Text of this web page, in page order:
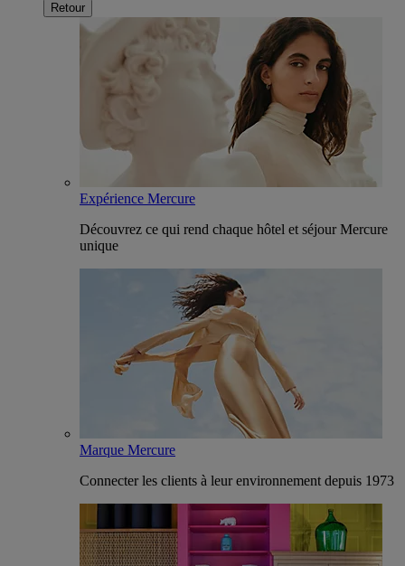
Retour
Expérience Mercure
Découvrez ce qui rend chaque hôtel et séjour Mercure
unique
Marque Mercure
Connecter les clients à leur environnement depuis 1973